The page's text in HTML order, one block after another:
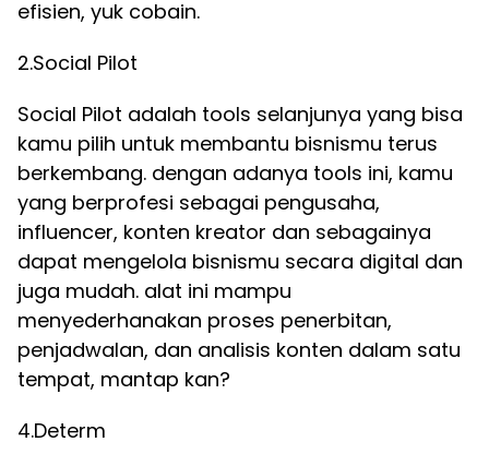
efisien, yuk cobain.
2.Social Pilot
Social Pilot adalah tools selanjunya yang bisa
kamu pilih untuk membantu bisnismu terus
berkembang. dengan adanya tools ini, kamu
yang berprofesi sebagai pengusaha,
influencer, konten kreator dan sebagainya
dapat mengelola bisnismu secara digital dan
juga mudah. alat ini mampu
menyederhanakan proses penerbitan,
penjadwalan, dan analisis konten dalam satu
tempat, mantap kan?
4.Determ